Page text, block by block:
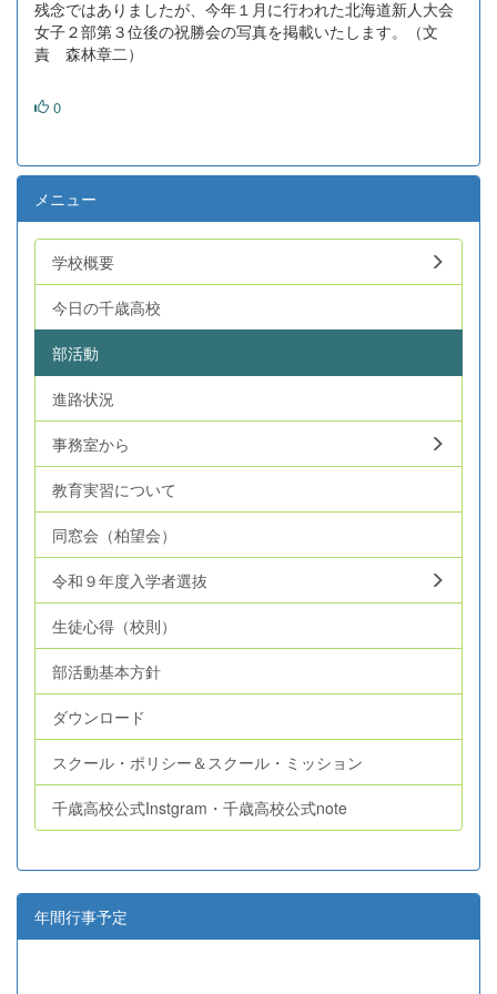
残念ではありましたが、今年１月に行われた北海道新人大会
女子２部第３位後の祝勝会の写真を掲載いたします。（文
責 森林章二）
0
メニュー
学校概要
今日の千歳高校
部活動
進路状況
事務室から
教育実習について
同窓会（柏望会）
令和９年度入学者選抜
生徒心得（校則）
部活動基本方針
ダウンロード
スクール・ポリシー＆スクール・ミッション
千歳高校公式Instgram・千歳高校公式note
年間行事予定